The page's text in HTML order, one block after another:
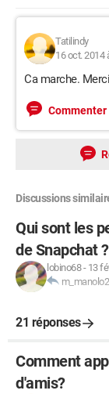
Tatilindy
16 oct. 2014
Ca marche.
Commenter
Discussions
Qui sont les
de Snapchat ?
lobino68- 13
21 réponses
Comment
d'amis?